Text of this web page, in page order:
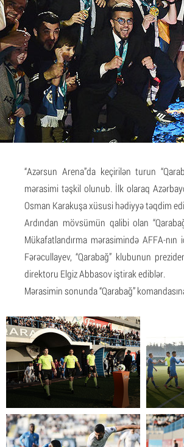
“Azərsun Arena”da keçirilən turun
mərasimi təşkil olunub. İlk olaraq
Osman Karakuşa xüsusi hədiyyə təqdim
Ardından mövsümün qalibi olan
Mükafatlandırma mərasimində AFFA-
Fərəcullayev, “Qarabağ” klubunun
direktoru Elgiz Abbasov iştirak ediblər.
Mərasimin sonunda “Qarabağ”